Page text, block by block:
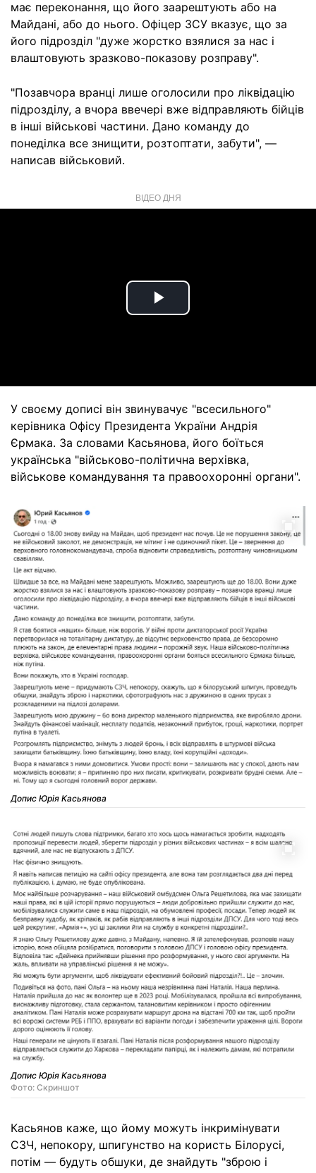
має переконання, що його заарештують або на
Майдані, або до нього. Офіцер ЗСУ вказує, що за
його підрозділ "дуже жорстко взялися за нас і
влаштовують зразково-показову розправу".
"Позавчора вранці лише оголосили про ліквідацію
підрозділу, а вчора ввечері вже відправляють бійців
в інші військові частини. Дано команду до
понеділка все знищити, розтоптати, забути", —
написав військовий.
ВІДЕО ДНЯ
Play
У своєму дописі він звинувачує "всесильного"
керівника Офісу Президента України Андрія
Єрмака. За словами Касьянова, його боїться
українська "військово-політична верхівка,
військове командування та правоохоронні органи".
Допис Юрія Касьянова
Допис Юрія Касьянова
Фото: Скриншот
Касьянов каже, що йому можуть інкримінувати
СЗЧ, непокору, шпигунство на користь Білорусі,
потім — будуть обшуки, де знайдуть "зброю і